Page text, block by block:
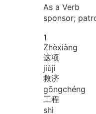
As a Verb
sponsor;
1
Zhèxiàng
这项
jiùjì
救济
gōngchéng
工程
shì